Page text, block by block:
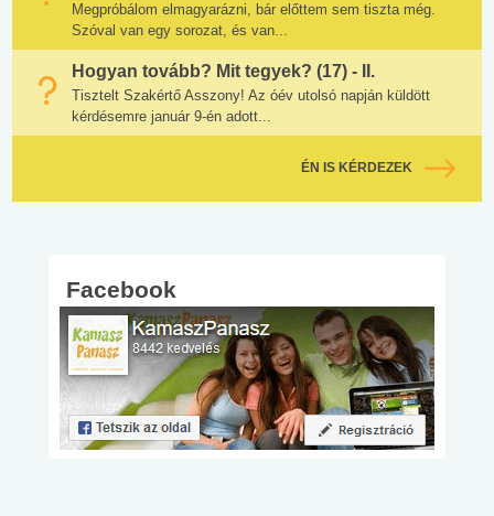
Megpróbálom elmagyarázni, bár előttem sem tiszta még.
Szóval van egy sorozat, és van...
Hogyan tovább? Mit tegyek? (17) - II.
Tisztelt Szakértő Asszony! Az óév utolsó napján küldött
kérdésemre január 9-én adott...
ÉN IS KÉRDEZEK
Facebook